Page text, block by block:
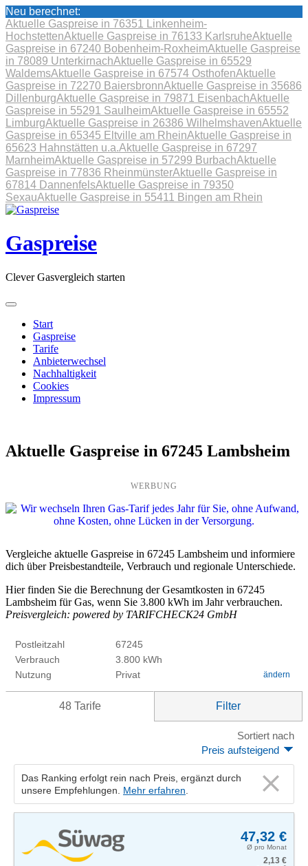
Neu berechnet:
Aktuelle Gaspreise in 76351 Linkenheim-
HochstettenAktuelle Gaspreise in 76133 KarlsruheAktuelle
Gaspreise in 67240 Bobenheim-RoxheimAktuelle Gaspreise
in 78089 UnterkirnachAktuelle Gaspreise in 65529
WaldemsAktuelle Gaspreise in 67574 OsthofenAktuelle
Gaspreise in 72270 BaiersbronnAktuelle Gaspreise in 35686
DillenburgAktuelle Gaspreise in 79871 EisenbachAktuelle
Gaspreise in 55291 SaulheimAktuelle Gaspreise in 65552
LimburgAktuelle Gaspreise in 26386 WilhelmshavenAktuelle
Gaspreise in 65345 Eltville am RheinAktuelle Gaspreise in
65623 Hahnstätten u.a.Aktuelle Gaspreise in 67297
MarnheimAktuelle Gaspreise in 57299 BurbachAktuelle
Gaspreise in 77836 RheinmünsterAktuelle Gaspreise in
67814 DannenfelsAktuelle Gaspreise in 79350
SexauAktuelle Gaspreise in 55411 Bingen am Rhein
Skip
content
Gaspreise
Clever Gasvergleich starten
Start
Gaspreise
Tarife
Anbieterwechsel
Nachhaltigkeit
Cookies
Impressum
Aktuelle Gaspreise in 67245 Lambsheim
WERBUNG
Vergleiche aktuelle Gaspreise in 67245 Lambsheim und informiere
dich über Preisbestandteile, Verbrauch und regionale Unterschiede.
Hier finden Sie die Berechnung der Gesamtkosten in 67245
Lambsheim für Gas, wenn Sie 3.800 kWh im Jahr verbrauchen.
Preisvergleich: powered by TARIFCHECK24 GmbH